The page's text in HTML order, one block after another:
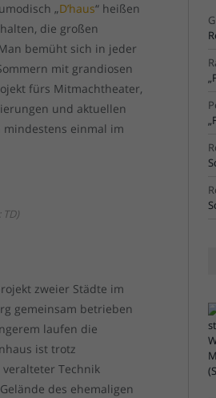
„D’haus“ heißen
die großen
bemüht sich in jeder
mit grandiosen
fürs Mitmachtheater,
und aktuellen
mindestens einmal im
zweier Städte im
gemeinsam betrieben
laufen die
ist trotz
Technik
des ehemaligen